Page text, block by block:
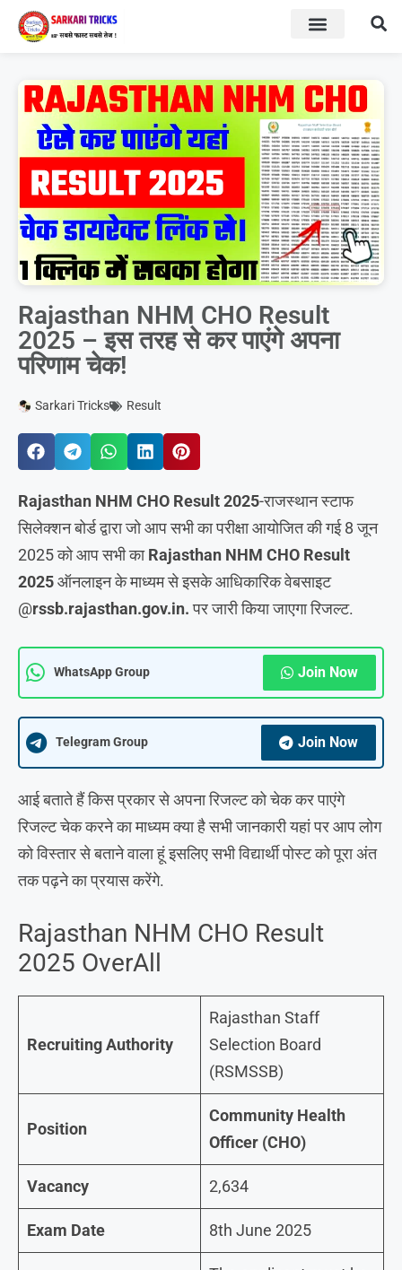
Rajasthan NHM CHO Result
2025 – इस तरह से कर पाएंगे अपना
परिणाम चेक!
Sarkari Tricks Result
Rajasthan NHM CHO Result 2025-राजस्थान स्टाफ
सिलेक्शन बोर्ड द्वारा जो आप सभी का परीक्षा आयोजित की गई 8 जून
2025 को आप सभी काRajasthan NHM CHO Result
2025ऑनलाइन के माध्यम से इसके आधिकारिक वेबसाइट
@rssb.rajasthan.gov.in.पर जारी किया जाएगा रिजल्ट.
WhatsApp Group Join Now
Telegram Group Join Now
आई बताते हैं किस प्रकार से अपना रिजल्ट को चेक कर पाएंगे
रिजल्ट चेक करने का माध्यम क्या है सभी जानकारी यहां पर आप लोग
को विस्तार से बताने वाला हूं इसलिए सभी विद्यार्थी पोस्ट को पूरा अंत
तक पढ़ने का प्रयास करेंगे.
Rajasthan NHM CHO Result
2025 OverAll
Recruiting Authority
Rajasthan Staff
Selection Board
(RSMSSB)
Position
Community Health
Officer (CHO)
Vacancy 2,634
Exam Date 8th June 2025